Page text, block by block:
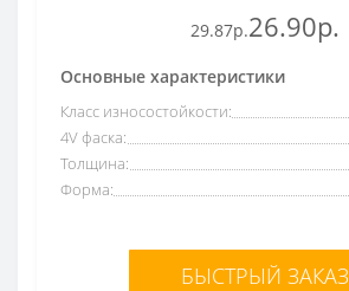
29.87р.26.90р.
Основные характеристики
Класс износостойкости:
4V фаска:
Толщина:
Форма:
БЫСТРЫЙ ЗАКАЗ